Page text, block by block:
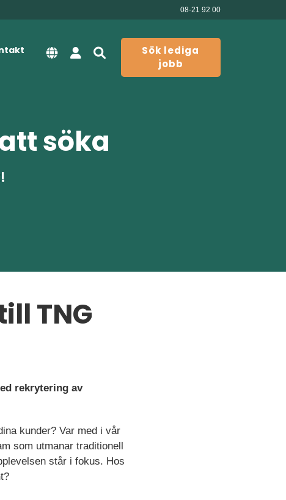
08-21 92 00
Sök lediga
jobb
söka
TNG
rekrytering av
kunder? Var med i vår
som utmanar traditionell
står i fokus. Hos